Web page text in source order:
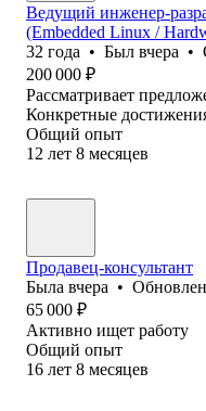
Ведущий инженер-
(Embedded Linux /
32 года • Был вчера •
200 000 ₽
Рассматривает
Конкретные
Общий опыт
12 лет 8 месяцев
Продавец-консультант
Была вчера •
65 000 ₽
Активно ищет работу
Общий опыт
16 лет 8 месяцев